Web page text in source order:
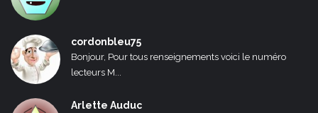
cordonbleu75
Bonjour, Pour tous renseignements voici le numéro
lecteurs M...
Arlette Auduc